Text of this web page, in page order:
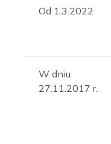
Od 1.3.2022
W dniu
27.11.2017 r.